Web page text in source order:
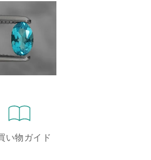
い物ガイド